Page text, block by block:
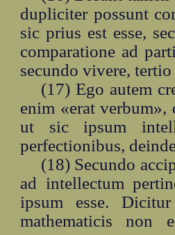
dupliciter possunt
sic prius est esse,
comparatione ad
secundo vivere, tertio
(17) Ego autem
enim «erat
ut sic ipsum
perfectionibus,
(18) Secundo
ad intellectum
ipsum esse.
mathematicis